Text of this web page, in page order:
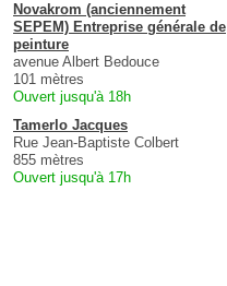
Novakrom (anciennement
SEPEM) Entreprise générale de
peinture
avenue Albert Bedouce
101 mètres
Ouvert jusqu'à 18h
Tamerlo Jacques
Rue Jean-Baptiste Colbert
855 mètres
Ouvert jusqu'à 17h